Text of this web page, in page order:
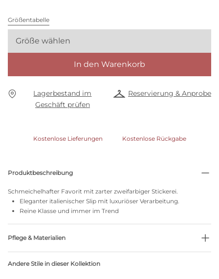
Größentabelle
Größe wählen
In den Warenkorb
Lagerbestand im
Geschäft prüfen
Reservierung & Anprobe
Kostenlose Lieferungen Kostenlose Rückgabe
Produktbeschreibung
Schmeichelhafter Favorit mit zarter zweifarbiger Stickerei.
Eleganter italienischer Slip mit luxuriöser Verarbeitung.
Reine Klasse und immer im Trend
Pflege & Materialien
Andere Stile in dieser Kollektion